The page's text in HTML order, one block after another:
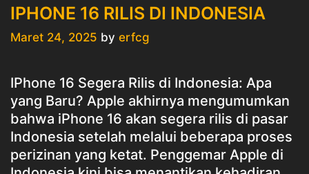
IPHONE 16 RILIS DI INDONESIA
Maret 24, 2025 by erfcg
IPhone 16 Segera Rilis di Indonesia: Apa
yang Baru? Apple akhirnya mengumumkan
bahwa iPhone 16 akan segera rilis di pasar
Indonesia setelah melalui beberapa proses
perizinan yang ketat. Penggemar Apple di